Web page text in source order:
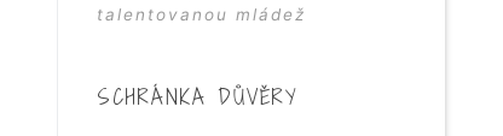
talentovanou mládež
SCHRÁNKA DŮVĚRY